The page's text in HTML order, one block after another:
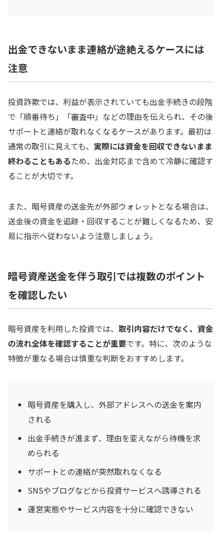
出金できないまま連絡が途絶えるケースには
注意
投資詐欺では、利益が表示されていても出金手続きの段階
で「順番待ち」「審査中」などの理由を伝えられ、その後
サポートと連絡が取れなくなるケースがあります。最初は
通常の取引に見えても、 実際には資金を回収できないまま
終わることもあるため、出金対応まで含めて冷静に確認す
ることが大切です。
また、暗号資産の送金先が外部ウォレットとなる場合は、
送金後の資金を追跡・回収することが難しくなるため、安
易に指示へ従わないよう注意しましょう。
暗号資産送金を伴う取引では複数のポイント
を確認したい
暗号資産を利用した投資では、 取引内容だけでなく、資金
の流れ全体を確認することが重要です。特に、次のような
特徴が重なる場合は慎重な判断をおすすめします。
暗号資産を購入し、外部アドレスへの送金を案内
される
出金手続きが進まず、理由を変えながら待機を求
められる
サポートとの連絡が突然取れなくなる
SNSやブログなどから投資サービスへ誘導される
運営実態やサービス内容を十分に確認できない